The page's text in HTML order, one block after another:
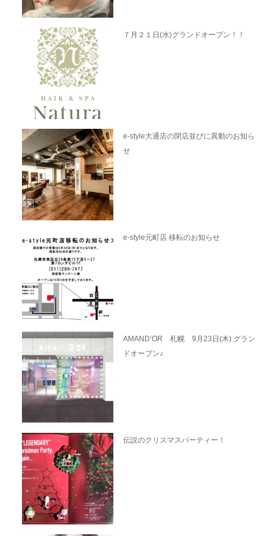
７月２１日(水)グランドオープン！！
e-style大通店の閉店並びに異動のお知ら
せ
e-style元町店 移転のお知らせ
AMAND’OR 札幌 9月23日(木) グラン
ドオープン♪
伝説のクリスマスパーティー！